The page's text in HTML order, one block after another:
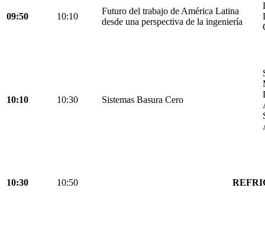
09:50 10:10
Futuro del trabajo de América Latina
desde una perspectiva de la ingeniería
10:10 10:30 Sistemas Basura Cero
10:30 10:50